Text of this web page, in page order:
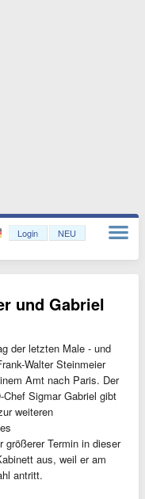
Login NEU
und Gabriel
der letzten Male - und
Walter Steinmeier
Amt nach Paris. Der
Sigmar Gabriel gibt
weiteren
Termin in dieser
aus, weil er am
antritt.